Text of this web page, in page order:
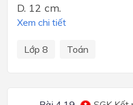
D. 12 cm.
Xem chi tiết
Lớp 8 Toán